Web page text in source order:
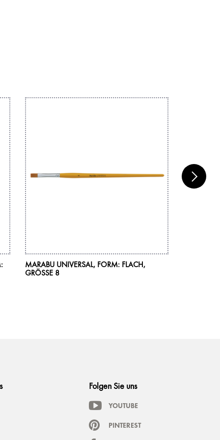
MARABU UNIVERSAL, FORM: FLACH,
GRÖSSE 8
Folgen Sie uns
YOUTUBE
PINTEREST